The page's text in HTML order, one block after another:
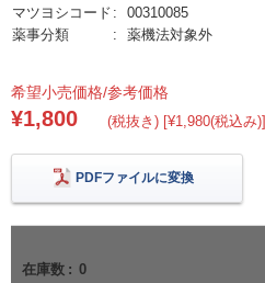
マツヨシコード
00310085
薬事分類
薬機法対象外
希望小売価格/参考価格
¥1,800 (税抜き) [¥1,980(税込み)]
PDFファイルに変換
在庫数 0